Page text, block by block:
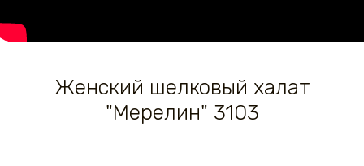
Женский шелковый халат
"Мерелин" 3103